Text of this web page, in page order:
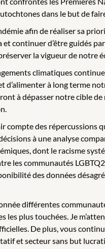
dans le but de
afin de réaliser sa
continuer d’être guidés
la vigueur de notre
climatiques
à long terme
à dépasser notre cible
des répercussions
à une analyse
dont le racisme
les communautés
des données
différentes
plus touchées. Je
De plus, vous
et secteur sans but